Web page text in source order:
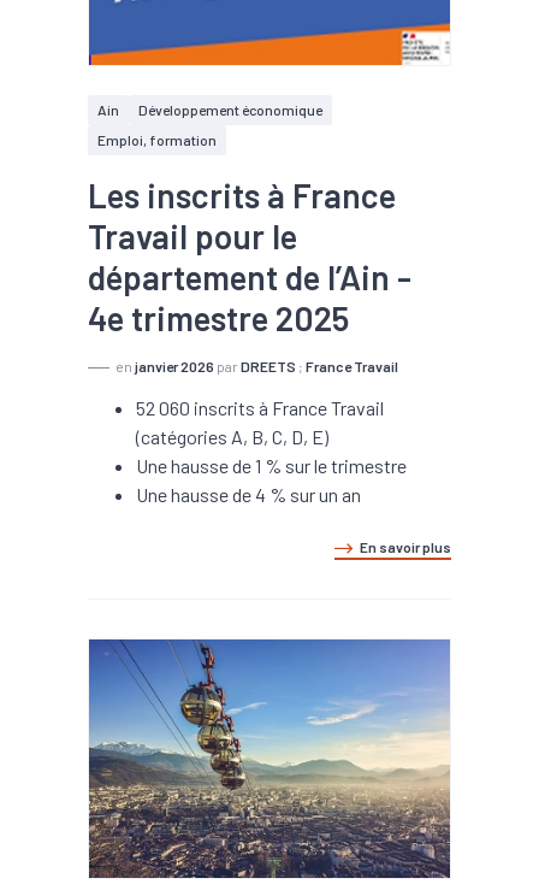
Ain
Développement économique
Emploi, formation
Les inscrits à France
Travail pour le
département de l’Ain -
4e trimestre 2025
en janvier 2026 par DREETS ; France Travail
52 060 inscrits à France Travail
(catégories A, B, C, D, E)
Une hausse de 1 % sur le trimestre
Une hausse de 4 % sur un an
En savoir plus